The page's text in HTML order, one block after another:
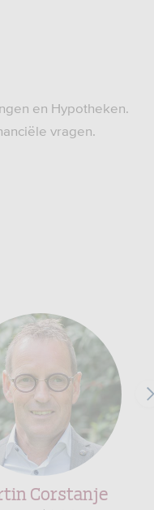
en Hypotheken.
vragen.
Corstanje